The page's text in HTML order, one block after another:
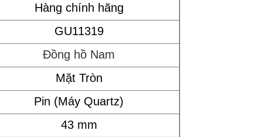
Hàng chính hãng
GU11319
Đồng hồ Nam
Mặt Tròn
Pin (Máy Quartz)
43 mm